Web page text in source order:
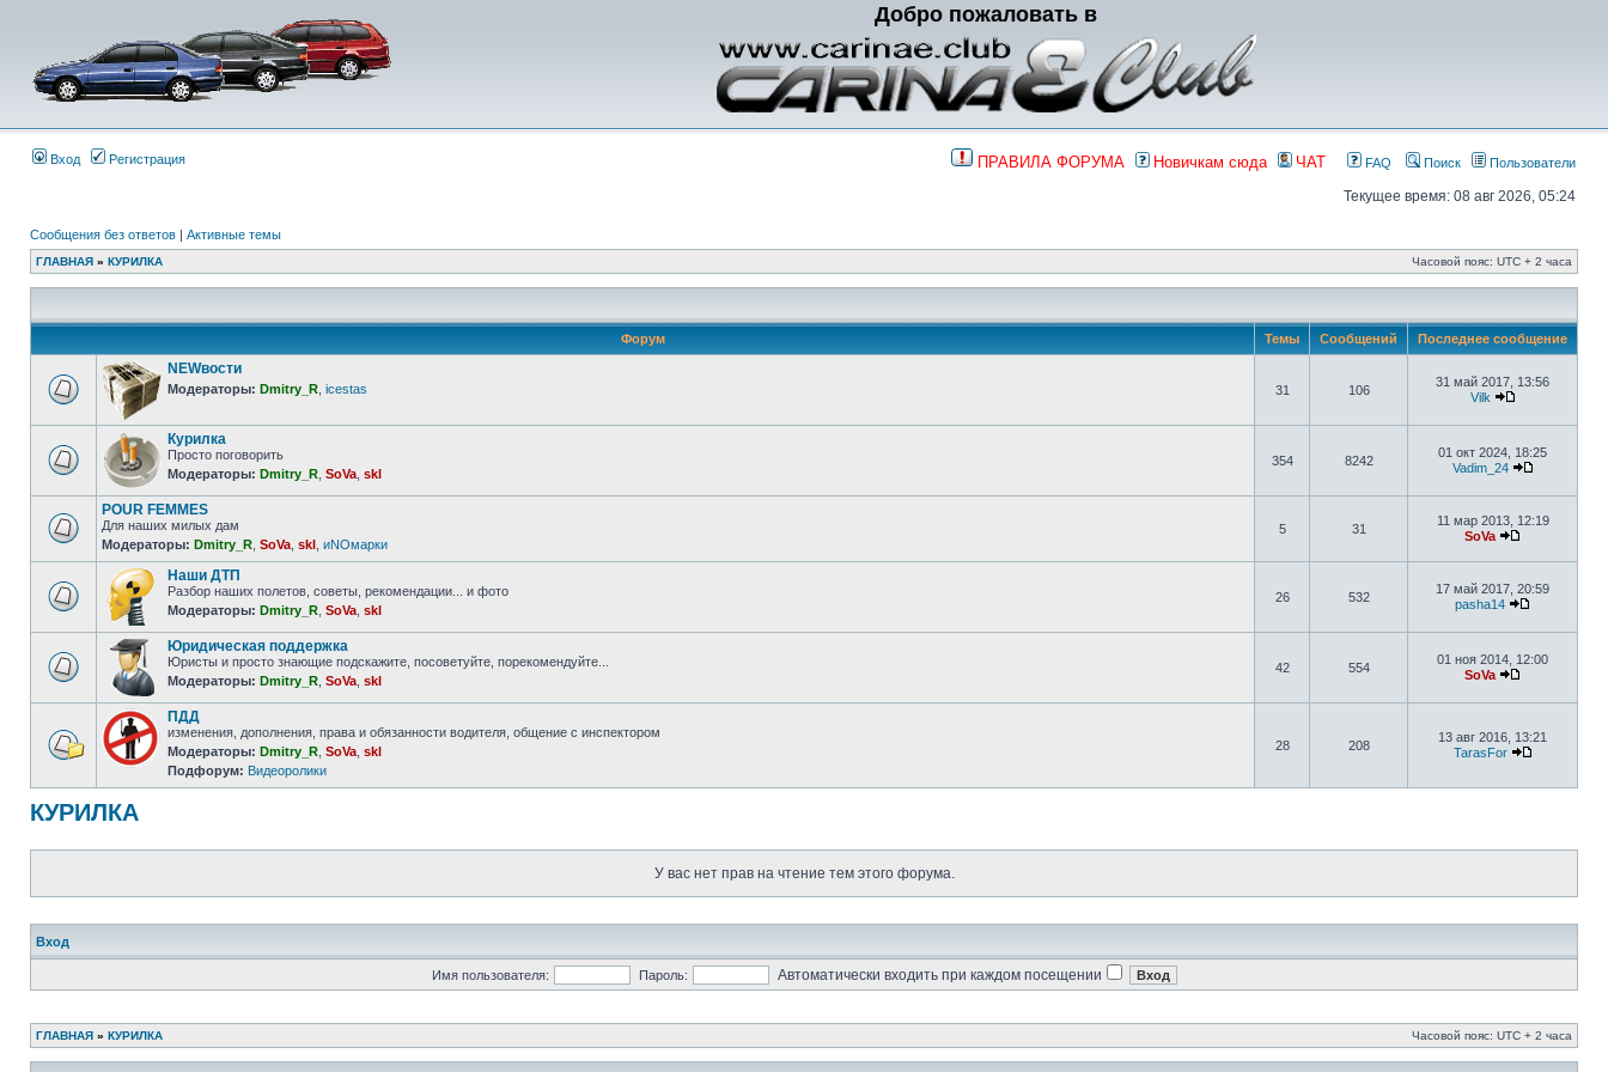
Добро пожаловать в
Вход Регистрация ПРАВИЛА ФОРУМА Новичкам сюда ЧАТ FAQ Поиск Пользователи
Текущее время: 08 авг 2026, 05:24
Сообщения без ответов | Активные темы
ГЛАВНАЯ » КУРИЛКА Часовой пояс: UTC + 2 часа
Форум Темы Сообщений Последнее сообщение
NEWвости
Модераторы: Dmitry_R icestas 31 106
31 май 2017, 13:56
Vilk
Курилка
Просто поговорить
Модераторы: Dmitry_R SoVa skl
354 8242
01 окт 2024, 18:25
Vadim_24
POUR FEMMES
Для наших милых дам
Модераторы: Dmitry_R SoVa skl иNOмарки
5 31
11 мар 2013, 12:19
SoVa
Наши ДТП
Разбор наших полетов, советы, рекомендации... и фото
Модераторы: Dmitry_R SoVa skl
26 532
17 май 2017, 20:59
pasha14
Юридическая поддержка
Юристы и просто знающие подскажите, посоветуйте, порекомендуйте...
Модераторы: Dmitry_R SoVa skl
42 554
01 ноя 2014, 12:00
SoVa
ПДД
изменения, дополнения, права и обязанности водителя, общение с инспектором
Модераторы: Dmitry_R SoVa skl
Подфорум: Видеоролики
28 208
13 авг 2016, 13:21
TarasFor
КУРИЛКА
У вас нет прав на чтение тем этого форума.
Вход
Имя пользователя: Пароль: Автоматически входить при каждом посещении
ГЛАВНАЯ » КУРИЛКА Часовой пояс: UTC + 2 часа